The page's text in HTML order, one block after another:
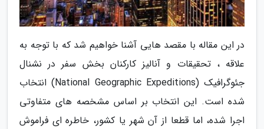
در این مقاله با مقصد هایی آشنا خواهیم شد که با توجه به
علاقه ، تحقیقات و آنالیز کارکنان بخش سفر در نشنال
جئوگرافیک (National Geographic Expeditions) انتخاب
شده است. این انتخاب بر اساس مشخصه های متفاوتی
اجرا شده، اما قطعا از آن شهر یا کشور، خاطره ای فراموش